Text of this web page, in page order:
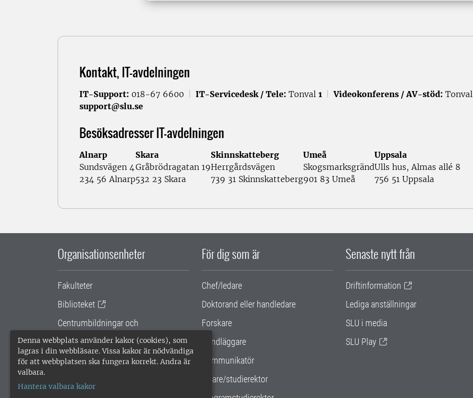
Denna webbplats använder kakor (cookies), som
lagras i din webbläsare. Vissa kakor är nödvändiga
för att webbplatsen ska fungera korrekt. Andra är
valbara.
Hantera valbara kakor
Kontakt, IT-avdelningen
IT-Support: 018-67 6600 IT-Servicedesk / Tele: Tonval 1 Videokonferens / AV-stöd: Tonval
support@slu.se
Besöksadresser IT-avdelningen
Alnarp
Sundsvägen 4
234 56 Alnarp
Skara
Gråbrödragatan 19
532 23 Skara
Skinnskatteberg
Herrgårdsvägen
739 31 Skinnskatteberg
Umeå
Skogsmarksgränd
901 83 Umeå
Uppsala
Ulls hus, Almas allé 8
756 51 Uppsala
Organisationsenheter
Fakulteter
Biblioteket
Centrumbildningar och
samarbetsprojekt
Gemensamma verksamhetsstödet
För dig som är
Chef/ledare
Doktorand eller handledare
Forskare
Handläggare
Kommunikatör
Lärare/studierektor
Senaste nytt från
Driftinformation
Lediga anställningar
SLU i media
SLU Play